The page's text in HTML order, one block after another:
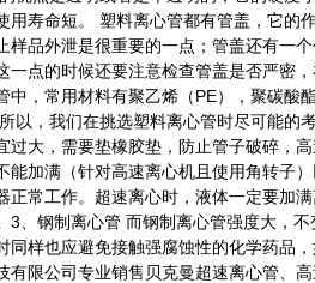
用寿命短。 塑料离心管都有管盖，它的
样品外泄是很重要的一点；管盖还有一
一点的时候还要注意检查管盖是否严密
中，常用材料有聚乙烯（PE），聚碳酸
以，我们在挑选塑料离心管时尽可能的
过大，需要垫橡胶垫，防止管子破碎，
能加满（针对高速离心机且使用角转子
正常工作。超速离心时，液体一定要加
3、钢制离心管 而钢制离心管强度大，
同样也应避免接触强腐蚀性的化学药品
有限公司专业销售贝克曼超速离心管、